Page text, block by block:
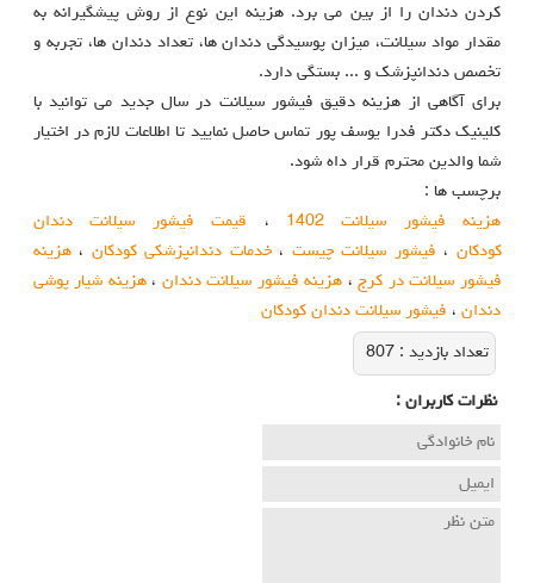
کردن دندان را از بین می برد. هزینه این نوع از روش پیشگیرانه به
مقدار مواد سیلانت، میزان پوسیدگی دندان ها، تعداد دندان ها، تجربه و
تخصص دندانپزشک و ... بستگی دارد.
برای آگاهی از هزینه دقیق فیشور سیلانت در سال جدید می توانید با
کلینیک دکتر فدرا یوسف پور تماس حاصل نمایید تا اطلاعات لازم در اختیار
شما والدین محترم قرار داه شود.
برچسب ها :
هزینه فیشور سیلانت 1402
، قیمت فیشور سیلانت دندان
کودکان ، فیشور سیلانت چیست ،خدمات دندانپزشکی کودکان ،هزینه
فیشور سیلانت در کرج، هزینه فیشور سیلانت دندان ،هزینه شیار پوشی
دندان، فیشور سیلانت دندان کودکان
تعداد بازديد : 807
نظرات كاربران :